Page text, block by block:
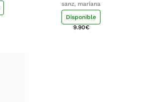
sanz, mariana
Disponible
9.90€